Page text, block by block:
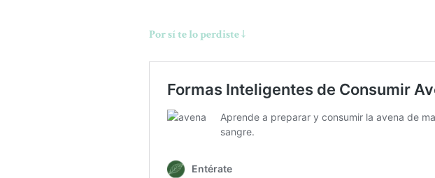
Por sí te lo perdiste ↓